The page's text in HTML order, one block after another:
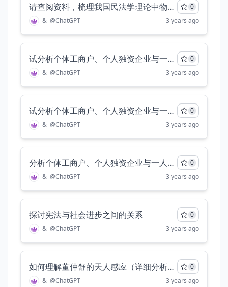
请查阅资料，梳理我国民法学理论中物权行为独立说、物权行为无因说和物权行为独立行为否定说、物权行为无因性否定说等四种学说主张的异同。梳理异同时，应标注相应学说的代表性人物及资料出处。（1000字以内）
0
& @ChatGPT 3 years ago
试分析个体工商户、个人独资企业与一人公司在法律方面的异同
0
& @ChatGPT 3 years ago
试分析个体工商户、个人独资企业与一人公司在的异同
0
& @ChatGPT 3 years ago
分析个体工商户、个人独资企业与一人公司的异同（300字以内）
0
& @ChatGPT 3 years ago
探讨宪法与社会进步之间的关系
0
& @ChatGPT 3 years ago
如何理解董仲舒的天人感应（详细分析2000字）
0
& @ChatGPT 3 years ago